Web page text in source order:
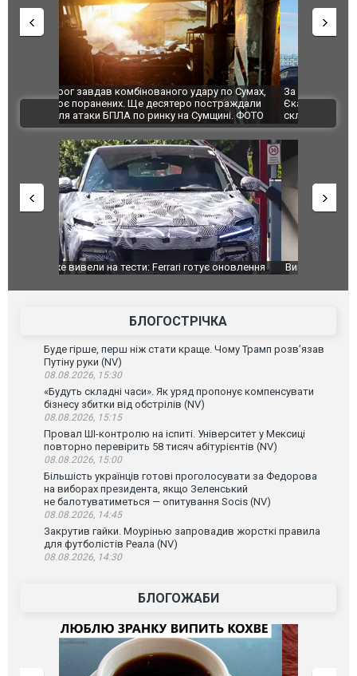
За 2000 кілометрів від кордону з Україною: в
Єкатеринбурзі після атаки дронів загорівся
склад Wildberries. ФОТО. ВІДЕО
"Мої
ВІДЕО
Вийшов трейлер нової екранізації легендарного
БЛОГОСТРІЧКА
Буде гірше, перш ніж стати краще. Чому Трамп розв’язав
Путіну руки (NV)
08.08.2026, 15:30
«Будуть складні часи». Як уряд пропонує компенсувати
бізнесу збитки від обстрілів (NV)
08.08.2026, 15:15
Провал ШІ-контролю на іспиті. Університет у Мексиці
повторно перевірить 58 тисяч абітурієнтів (NV)
08.08.2026, 15:00
Більшість українців готові проголосувати за Федорова
на виборах президента, якщо Зеленський
не балотуватиметься — опитування Socis (NV)
08.08.2026, 14:45
Закрутив гайки. Моурінью запровадив жорсткі правила
для футболістів Реала (NV)
08.08.2026, 14:30
БЛОГОЖАБИ